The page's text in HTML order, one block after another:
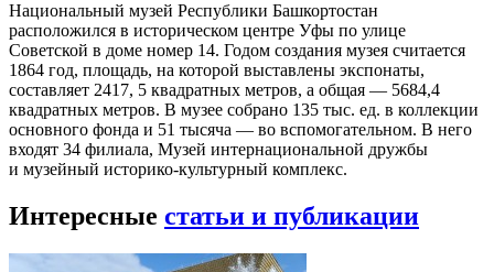
Национальный музей Республики Башкортостан
расположился в историческом центре Уфы по улице
Советской в доме номер 14. Годом создания музея считается
1864 год, площадь, на которой выставлены экспонаты,
составляет 2417, 5 квадратных метров, а общая — 5684,4
квадратных метров. В музее собрано 135 тыс. ед. в коллекции
основного фонда и 51 тысяча — во вспомогательном. В него
входят 34 филиала, Музей интернациональной дружбы
и музейный историко-культурный комплекс.
Интересные статьи и публикации